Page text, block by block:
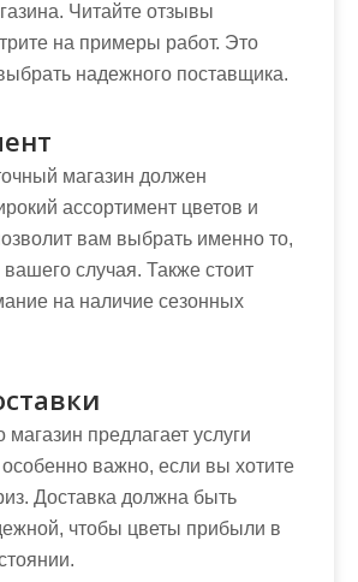
Читайте отзывы
на примеры работ. Это
надежного поставщика.
магазин должен
ассортимент цветов и
вам выбрать именно то,
случая. Также стоит
на наличие сезонных
магазин предлагает услуги
важно, если вы хотите
Доставка должна быть
чтобы цветы прибыли в